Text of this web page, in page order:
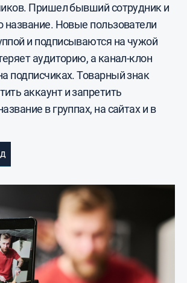
Пришел бывший сотрудник и
название. Новые пользователи
и подписываются на чужой
аудиторию, а канал-клон
подписчиках. Товарный знак
аккаунт и запретить
в группах, на сайтах и в